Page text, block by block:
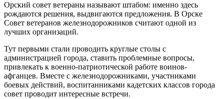
Орский совет ветераны называют штабом: именно здесь
рождаются решения, выдвигаются предложения. В Орске
Совет ветеранов железнодорожников считают одной из
лучших организаций.
Тут первыми стали проводить круглые столы с
администрацией города, ставить проблемные вопросы,
привлекать к военно-патриотической работе воинов-
афганцев. Вместе с железнодорожниками, участниками
боевых действий, воспитанниками кадетских классов города
совет проводит интересные встречи.